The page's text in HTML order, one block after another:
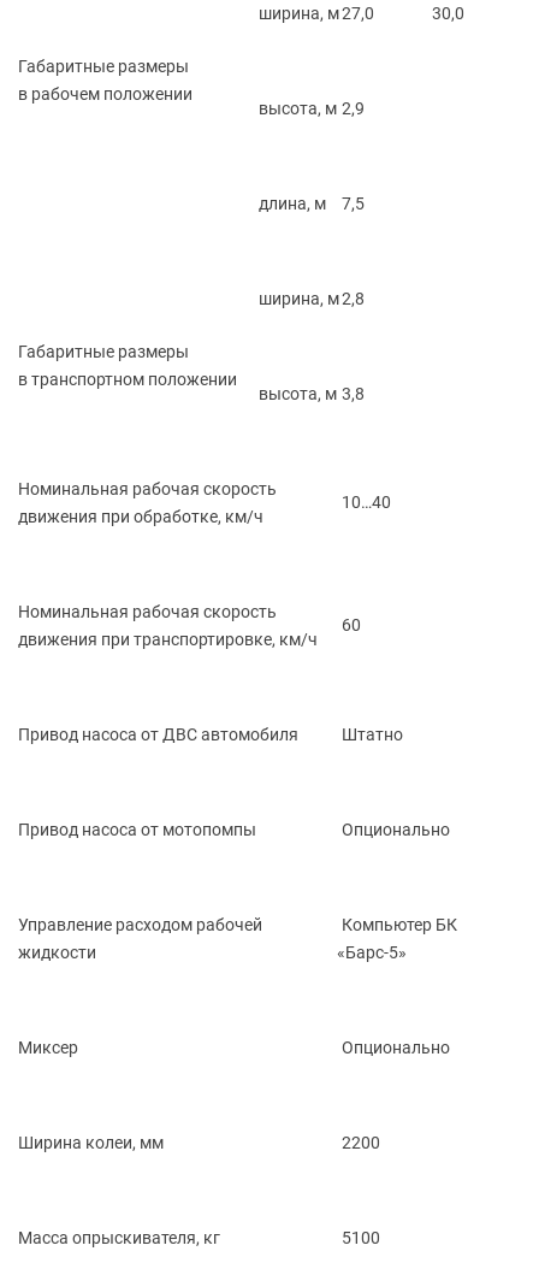
Габаритные размеры
в рабочем положении
ширина, м27,0 30,0
высота, м 2,9
Габаритные размеры
в транспортном положении
длина, м 7,5
ширина, м2,8
высота, м 3,8
Номинальная рабочая скорость
движения при обработке, км/ч
10…40
Номинальная рабочая скорость
движения при транспортировке, км/ч
60
Привод насоса от ДВС автомобиля Штатно
Привод насоса от мотопомпы Опционально
Управление расходом рабочей
жидкости
Компьютер БК
«Барс-5»
Миксер Опционально
Ширина колеи, мм 2200
Масса опрыскивателя, кг 5100